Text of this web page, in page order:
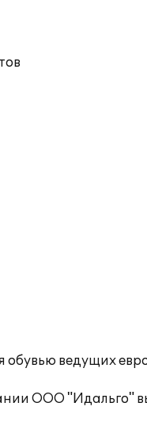
ведущих
ООО "Идальго"